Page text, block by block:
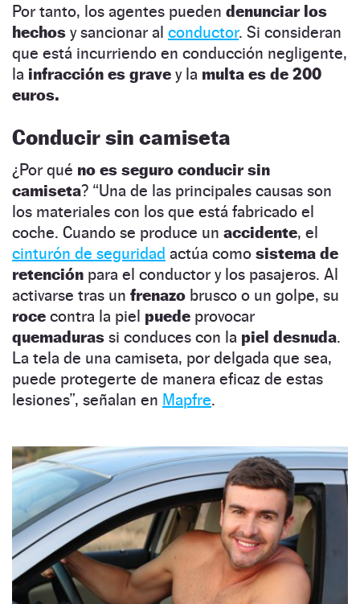
Por tanto, los agentes pueden denunciar los
hechos y sancionar al conductor. Si consideran
que está incurriendo en conducción negligente,
la infracción es grave y la multa es de 200
euros.
Conducir sin camiseta
¿Por qué no es seguro conducir sin
camiseta? “Una de las principales causas son
los materiales con los que está fabricado el
coche. Cuando se produce un accidente, el
cinturón de seguridad actúa como sistema de
retención para el conductor y los pasajeros. Al
activarse tras un frenazo brusco o un golpe, su
roce contra la piel puede provocar
quemaduras si conduces con la piel desnuda.
La tela de una camiseta, por delgada que sea,
puede protegerte de manera eficaz de estas
lesiones”, señalan en Mapfre.